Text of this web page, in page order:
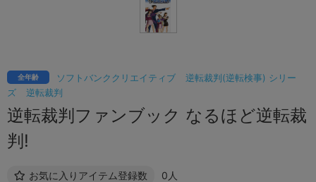
ソフトバンククリエイティブ
逆転裁判(逆転検事) シリー
ズ
逆転裁判
全年齢
逆転裁判ファンブック なるほど逆転裁
判!
お気に入りアイテム登録数 0人